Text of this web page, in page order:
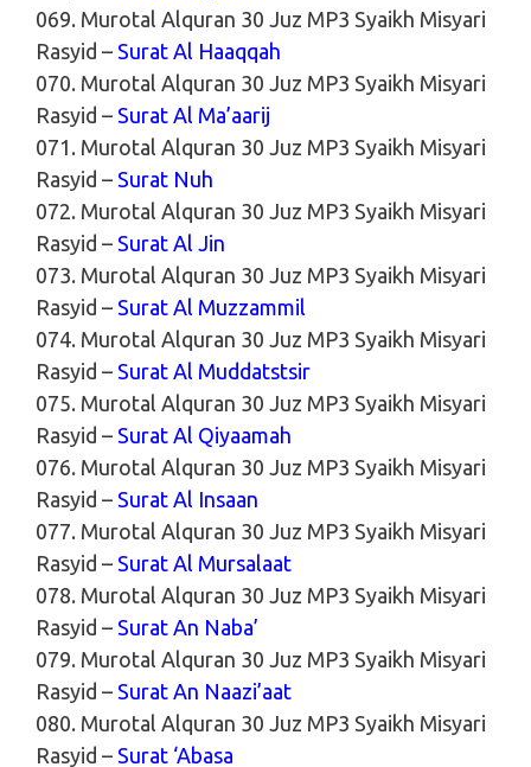
069. Murotal Alquran 30 Juz MP3 Syaikh Misyari
Rasyid – Surat Al Haaqqah
070. Murotal Alquran 30 Juz MP3 Syaikh Misyari
Rasyid – Surat Al Ma’aarij
071. Murotal Alquran 30 Juz MP3 Syaikh Misyari
Rasyid – Surat Nuh
072. Murotal Alquran 30 Juz MP3 Syaikh Misyari
Rasyid – Surat Al Jin
073. Murotal Alquran 30 Juz MP3 Syaikh Misyari
Rasyid – Surat Al Muzzammil
074. Murotal Alquran 30 Juz MP3 Syaikh Misyari
Rasyid – Surat Al Muddatstsir
075. Murotal Alquran 30 Juz MP3 Syaikh Misyari
Rasyid – Surat Al Qiyaamah
076. Murotal Alquran 30 Juz MP3 Syaikh Misyari
Rasyid – Surat Al Insaan
077. Murotal Alquran 30 Juz MP3 Syaikh Misyari
Rasyid – Surat Al Mursalaat
078. Murotal Alquran 30 Juz MP3 Syaikh Misyari
Rasyid – Surat An Naba’
079. Murotal Alquran 30 Juz MP3 Syaikh Misyari
Rasyid – Surat An Naazi’aat
080. Murotal Alquran 30 Juz MP3 Syaikh Misyari
Rasyid – Surat ‘Abasa